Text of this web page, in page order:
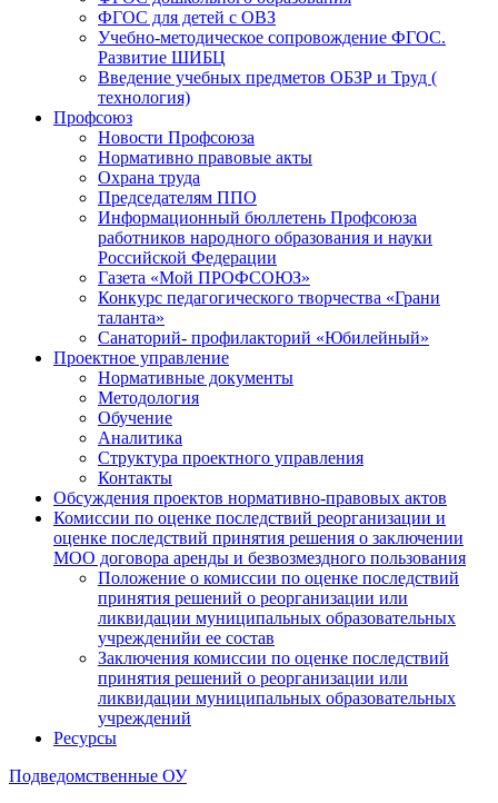
ФГОС для детей с ОВЗ
Учебно-методическое сопровождение ФГОС.
Развитие ШИБЦ
Введение учебных предметов ОБЗР и Труд (
технология)
Профсоюз
Новости Профсоюза
Нормативно правовые акты
Охрана труда
Председателям ППО
Информационный бюллетень Профсоюза
работников народного образования и науки
Российской Федерации
Газета «Мой ПРОФСОЮЗ»
Конкурс педагогического творчества «Грани
таланта»
Санаторий- профилакторий «Юбилейный»
Проектное управление
Нормативные документы
Методология
Обучение
Аналитика
Структура проектного управления
Контакты
Обсуждения проектов нормативно-правовых актов
Комиссии по оценке последствий реорганизации и
оценке последствий принятия решения о заключении
МОО договора аренды и безвозмездного пользования
Положение о комиссии по оценке последствий
принятия решений о реорганизации или
ликвидации муниципальных образовательных
учрежденийи ее состав
Заключения комиссии по оценке последствий
принятия решений о реорганизации или
ликвидации муниципальных образовательных
учреждений
Ресурсы
Подведомственные ОУ